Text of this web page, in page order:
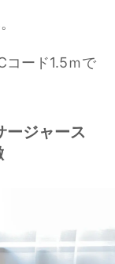
ード1.5ｍで
ージャース